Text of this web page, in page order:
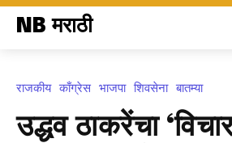
NB मराठी
राजकीय काँग्रेस भाजपा शिवसेना बातम्या
उद्धव ठाकरेंचा